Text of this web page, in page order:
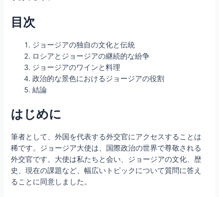
目次
ジョージアの独自の文化と伝統
ロシアとジョージアの継続的な紛争
ジョージアのワインと料理
政治的な景色におけるジョージアの役割
結論
はじめに
筆者として、外国を代表する外交官にアクセスすることは
稀です。ジョージア大使は、国際政治の世界で尊敬される
外交官です。大使は私たちと会い、ジョージアの文化、歴
史、現在の課題など、幅広いトピックについて質問に答え
ることに同意しました。